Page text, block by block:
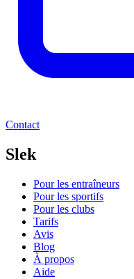
Contact
Slek
Pour les entraîneurs
Pour les sportifs
Pour les clubs
Tarifs
Avis
Blog
À propos
Aide